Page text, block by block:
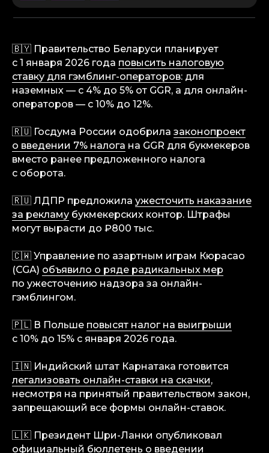
🇧🇾 Правительство Беларуси планирует
с 1 января 2026 года повысить налоговую
ставку для гэмблинг-операторов: для
наземных — с 4% до 5% от GGR, а для онлайн-
операторов — с 10% до 12%.
🇷🇺 Госдума России одобрила законопроект
о введении 7% налога на GGR для букмекеров
вместо ранее предложенного налога
с оборота.
🇷🇺 ЛДПР предложила ужесточить наказание
за рекламу букмекерских контор. Штрафы
могут вырасти до ₽800 тыс.
🇨🇼 Управление по азартным играм Кюрасао
(CGA) объявило о ряде радикальных мер
по ужесточению надзора за онлайн-
гэмблингом.
🇵🇱 В Польше повысят налог на выигрыши
с 10% до 15% с января 2026 года.
🇮🇳 Индийский штат Карнатака готовится
легализовать онлайн-ставки на скачки,
несмотря на принятый правительством закон,
запрещающий все формы онлайн-ставок.
🇱🇰 Президент Шри-Ланки опубликовал
официальный бюллетень о введении